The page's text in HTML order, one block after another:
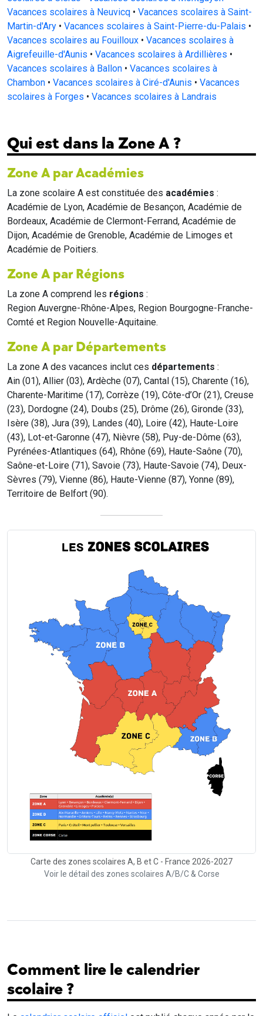
Vacances scolaires à Neuvicq • Vacances scolaires à Saint-
Martin-d'Ary • Vacances scolaires à Saint-Pierre-du-Palais •
Vacances scolaires au Fouilloux • Vacances scolaires à
Aigrefeuille-d'Aunis • Vacances scolaires à Ardillières •
Vacances scolaires à Ballon • Vacances scolaires à
Chambon • Vacances scolaires à Ciré-d'Aunis • Vacances
scolaires à Forges • Vacances scolaires à Landrais
Qui est dans la Zone A ?
Zone A par Académies
La zone scolaire A est constituée des académies :
Académie de Lyon, Académie de Besançon, Académie de
Bordeaux, Académie de Clermont-Ferrand, Académie de
Dijon, Académie de Grenoble, Académie de Limoges et
Académie de Poitiers.
Zone A par Régions
La zone A comprend les régions :
Region Auvergne-Rhône-Alpes, Region Bourgogne-Franche-
Comté et Region Nouvelle-Aquitaine.
Zone A par Départements
La zone A des vacances inclut ces départements :
Ain (01), Allier (03), Ardèche (07), Cantal (15), Charente (16),
Charente-Maritime (17), Corrèze (19), Côte-d’Or (21), Creuse
(23), Dordogne (24), Doubs (25), Drôme (26), Gironde (33),
Isère (38), Jura (39), Landes (40), Loire (42), Haute-Loire
(43), Lot-et-Garonne (47), Nièvre (58), Puy-de-Dôme (63),
Pyrénées-Atlantiques (64), Rhône (69), Haute-Saône (70),
Saône-et-Loire (71), Savoie (73), Haute-Savoie (74), Deux-
Sèvres (79), Vienne (86), Haute-Vienne (87), Yonne (89),
Territoire de Belfort (90).
Carte des zones scolaires A, B et C - France 2026-2027
Voir le détail des zones scolaires A/B/C & Corse
Comment lire le calendrier
scolaire ?